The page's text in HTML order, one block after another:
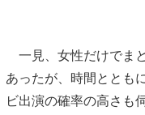
一見、女性だけでま
あったが、時間ととも
ビ出演の確率の高さも